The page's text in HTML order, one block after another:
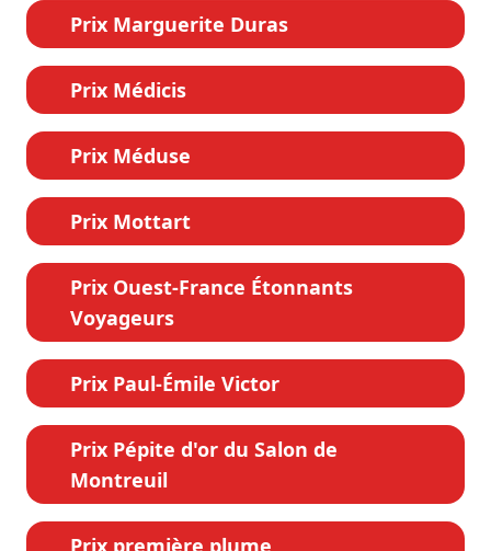
Prix Marguerite Duras
Prix Médicis
Prix Méduse
Prix Mottart
Prix Ouest-France Étonnants
Voyageurs
Prix Paul-Émile Victor
Prix Pépite d'or du Salon de
Montreuil